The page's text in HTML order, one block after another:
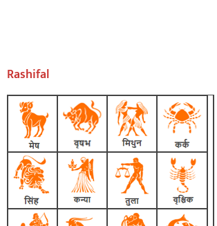
Rashifal